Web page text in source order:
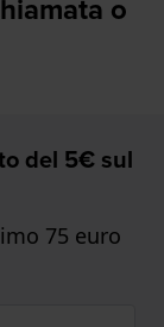
o
del 5€ sul
75 euro